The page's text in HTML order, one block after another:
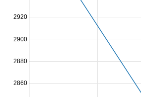
2860
2880
2900
2920